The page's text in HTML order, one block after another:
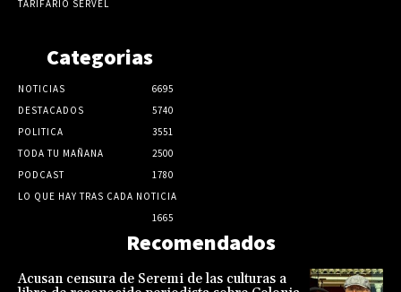
TARIFARIO SERVEL
Categorias
NOTICIAS
6695
DESTACADOS
5740
POLITICA
3551
TODA TU MAÑANA
2500
PODCAST
1780
LO QUE HAY TRAS CADA NOTICIA
1665
Recomendados
Acusan censura de Seremi de las culturas a